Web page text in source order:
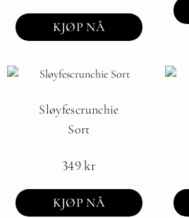
KJØP NÅ
Sløyfescrunchie
Sort
349kr
KJØP NÅ